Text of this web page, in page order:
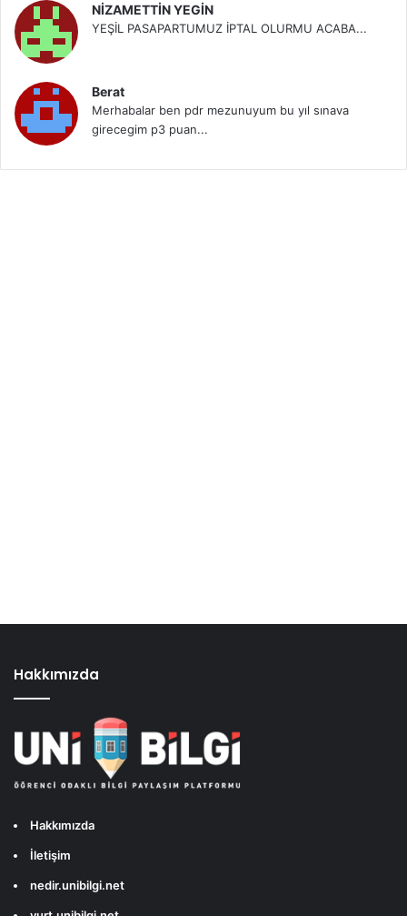
NİZAMETTİN YEGİN
YEŞİL PASAPARTUMUZ İPTAL OLURMU ACABA...
Berat
Merhabalar ben pdr mezunuyum bu yıl sınava
girecegim p3 puan...
Hakkımızda
Hakkımızda
İletişim
nedir.unibilgi.net